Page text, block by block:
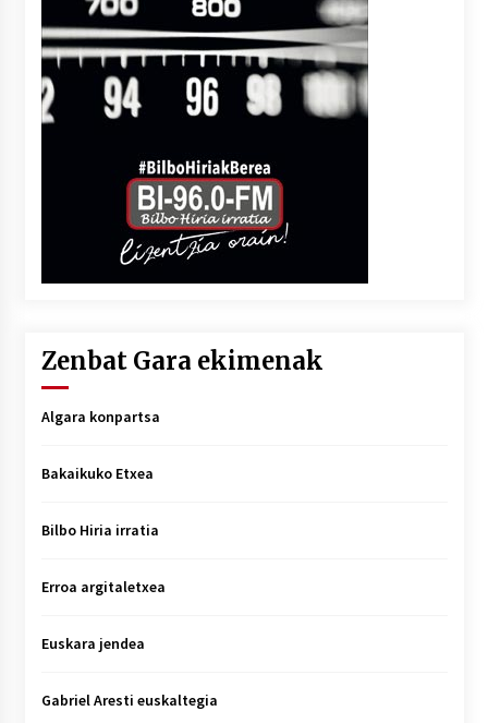
Zenbat Gara ekimenak
Algara konpartsa
Bakaikuko Etxea
Bilbo Hiria irratia
Erroa argitaletxea
Euskara jendea
Gabriel Aresti euskaltegia